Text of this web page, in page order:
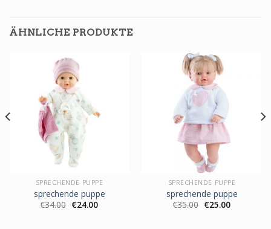
ÄHNLICHE PRODUKTE
SPRECHENDE PUPPE
sprechende puppe
€34.00 €24.00
SPRECHENDE PUPPE
sprechende puppe
€35.00 €25.00